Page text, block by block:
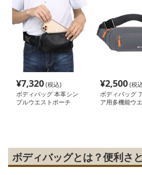
¥7,320(税込)
ボディバッグ 本革シン
プルウエストポーチ
¥2,500(税
ボディバッグ
ア用多機能ウ
ボディバッグとは？便利さ